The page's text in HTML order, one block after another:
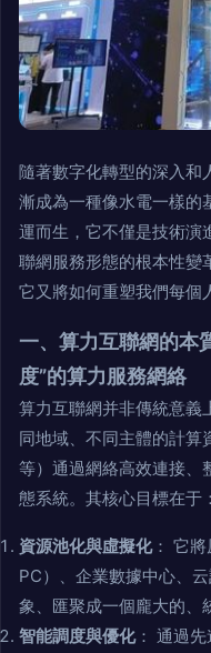
隨著數字化轉型的深入和
漸成為一種像水電一樣的
運而生，它不僅是技術演
聯網服務形態的根本性變
它又將如何重塑我們每個
一、算力互聯網的本
度”的算力服務網絡
算力互聯網并非傳統意義
同地域、不同主體的計算
等）通過網絡高效連接、
態系統。其核心目標在于：
資源池化與虛擬化： 它
PC）、企業數據中心、
象、匯聚成一個龐大的、
智能調度與優化： 通過